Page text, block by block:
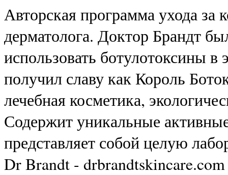
Авторская программа ухода за
дерматолога. Доктор Брандт
использовать ботулотоксины в
получил славу как Король
лечебная косметика,
Содержит уникальные
представляет собой целую
Dr Brandt - drbrandtskincare.com